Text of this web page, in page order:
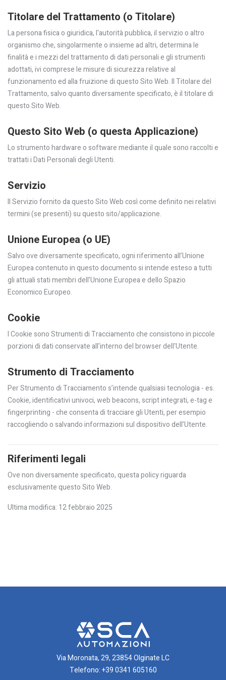
Titolare del Trattamento (o Titolare)
La persona fisica o giuridica, l'autorità pubblica, il servizio o altro
organismo che, singolarmente o insieme ad altri, determina le
finalità e i mezzi del trattamento di dati personali e gli strumenti
adottati, ivi comprese le misure di sicurezza relative al
funzionamento ed alla fruizione di questo Sito Web. Il Titolare del
Trattamento, salvo quanto diversamente specificato, è il titolare di
questo Sito Web.
Questo Sito Web (o questa Applicazione)
Lo strumento hardware o software mediante il quale sono raccolti e
trattati i Dati Personali degli Utenti.
Servizio
Il Servizio fornito da questo Sito Web così come definito nei relativi
termini (se presenti) su questo sito/applicazione.
Unione Europea (o UE)
Salvo ove diversamente specificato, ogni riferimento all’Unione
Europea contenuto in questo documento si intende esteso a tutti
gli attuali stati membri dell’Unione Europea e dello Spazio
Economico Europeo.
Cookie
I Cookie sono Strumenti di Tracciamento che consistono in piccole
porzioni di dati conservate all'interno del browser dell'Utente.
Strumento di Tracciamento
Per Strumento di Tracciamento s’intende qualsiasi tecnologia - es.
Cookie, identificativi univoci, web beacons, script integrati, e-tag e
fingerprinting - che consenta di tracciare gli Utenti, per esempio
raccogliendo o salvando informazioni sul dispositivo dell’Utente.
Riferimenti legali
Ove non diversamente specificato, questa policy riguarda
esclusivamente questo Sito Web.
Ultima modifica: 12 febbraio 2025
Via Moronata, 29, 23854 Olginate LC
Telefono:+39 0341 605160